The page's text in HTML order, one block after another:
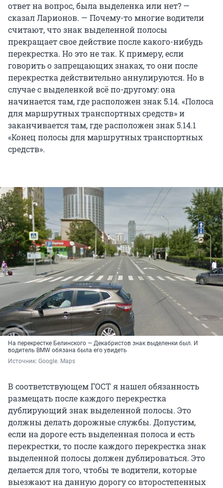
ответ на вопрос, была выделенка или нет? —
сказал Ларионов. — Почему-то многие водители
считают, что знак выделенной полосы
прекращает свое действие после какого-нибудь
перекрестка. Но это не так. К примеру, если
говорить о запрещающих знаках, то они после
перекрестка действительно аннулируются. Но в
случае с выделенкой всё по-другому: она
начинается там, где расположен знак 5.14. «Полоса
для маршрутных транспортных средств» и
заканчивается там, где расположен знак 5.14.1
«Конец полосы для маршрутных транспортных
средств».
На перекрестке Белинского — Декабристов знак выделенки был. И
водитель BMW обязана была его увидеть
Источник: Google. Maps
В соответствующем ГОСТ я нашел обязанность
размещать после каждого перекрестка
дублирующий знак выделенной полосы. Это
должны делать дорожные службы. Допустим,
если на дороге есть выделенная полоса и есть
перекрестки, то после каждого перекрестка знак
выделенной полосы должен дублироваться. Это
делается для того, чтобы те водители, которые
выезжают на данную дорогу со второстепенных